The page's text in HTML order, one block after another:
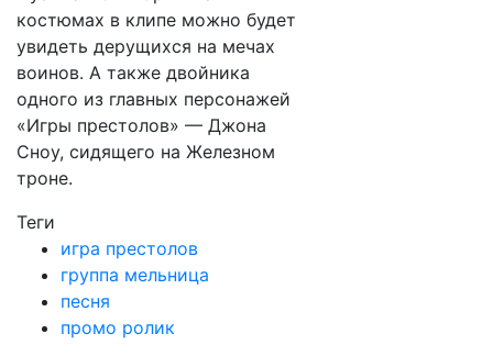
костюмах в клипе можно будет
увидеть дерущихся на мечах
воинов. А также двойника
одного из главных персонажей
«Игры престолов» — Джона
Сноу, сидящего на Железном
троне.
Теги
игра престолов
группа мельница
песня
промо ролик